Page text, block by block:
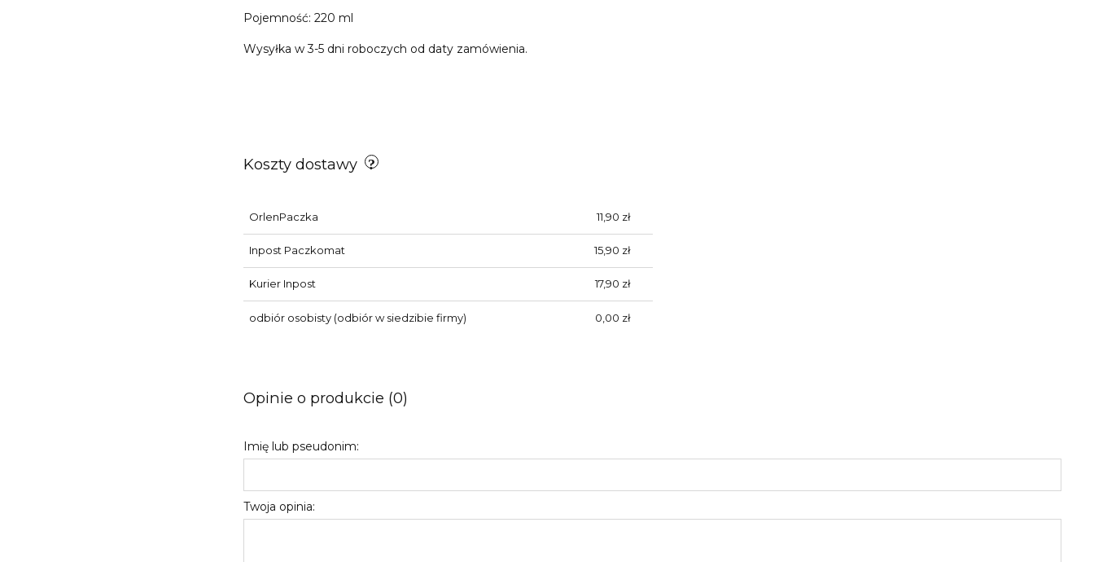
Pojemność: 220 ml
Wysyłka w 3-5 dni roboczych od daty zamówienia.
Koszty dostawy
OrlenPaczka 11,90 zł
Inpost Paczkomat 15,90 zł
Kurier Inpost 17,90 zł
odbiór osobisty(odbiór w siedzibie firmy) 0,00 zł
Opinie o produkcie (0)
Imię lub pseudonim:
Twoja opinia: